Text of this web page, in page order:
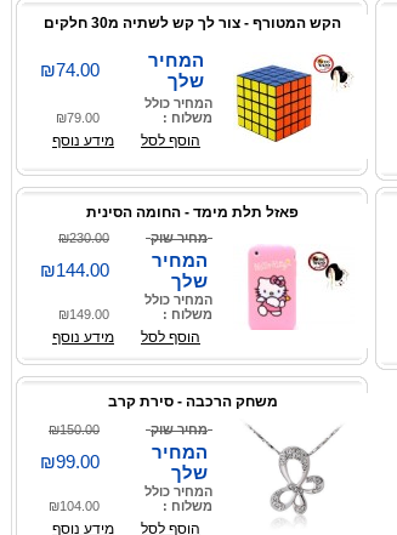
הקש המטורף - צור לך קש לשתיה מ30 חלקים
₪74.00
המחיר
שלך
₪79.00
המחיר כולל
משלוח :
מידע נוסף הוסף לסל
פאזל תלת מימד - החומה הסינית
₪230.00 מחיר שוק
₪144.00
המחיר
שלך
₪149.00
המחיר כולל
משלוח :
מידע נוסף הוסף לסל
משחק הרכבה - סירת קרב
₪150.00 מחיר שוק
₪99.00
המחיר
שלך
₪104.00
המחיר כולל
משלוח :
מידע נוסף הוסף לסל